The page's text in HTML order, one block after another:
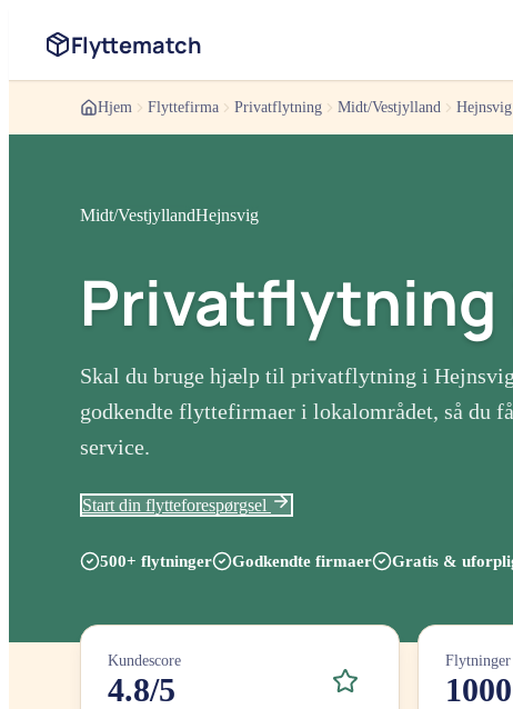
Flyttematch
Hjem Flyttefirma Privatflytning Midt/Vestjylland Hejnsvig
Midt/VestjyllandHejnsvig
Privatflytning
Skal du bruge hjælp til privatflytning i Hejnsvig
godkendte flyttefirmaer i lokalområdet, så du
service.
Start din flytteforespørgsel
500+ flytninger Godkendte firmaer Gratis &
Kundescore
4.8/5
Flytninger